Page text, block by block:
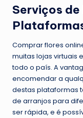
Serviços de
Comprar flores
muitas lojas virtuais
todo o país. A
encomendar a
destas plataformas
de arranjos para
ser rápida, e é